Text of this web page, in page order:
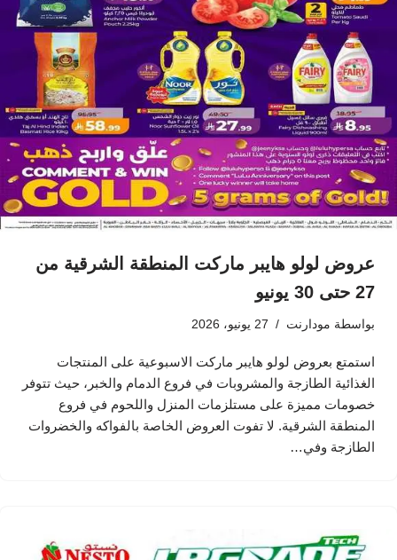
عروض لولو هايبر ماركت المنطقة الشرقية من
27 حتى 30 يونيو
بواسطة مودارنت 27 يونيو، 2026
استمتع بعروض لولو هايبر ماركت الاسبوعية على المنتجات
الغذائية الطازجة والمشروبات في فروع الدمام والخبر، حيث تتوفر
خصومات مميزة على مستلزمات المنزل واللحوم في فروع
المنطقة الشرقية. لا تفوت العروض الخاصة بالفواكه والخضروات
الطازجة وفي…